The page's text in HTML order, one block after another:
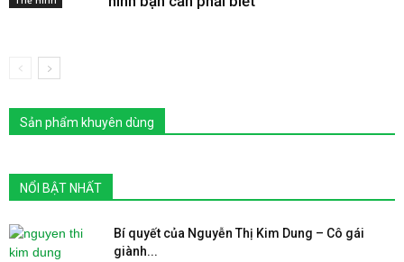
Sản phẩm khuyên dùng
NỔI BẬT NHẤT
Bí quyết của Nguyễn Thị Kim Dung – Cô gái
giành...